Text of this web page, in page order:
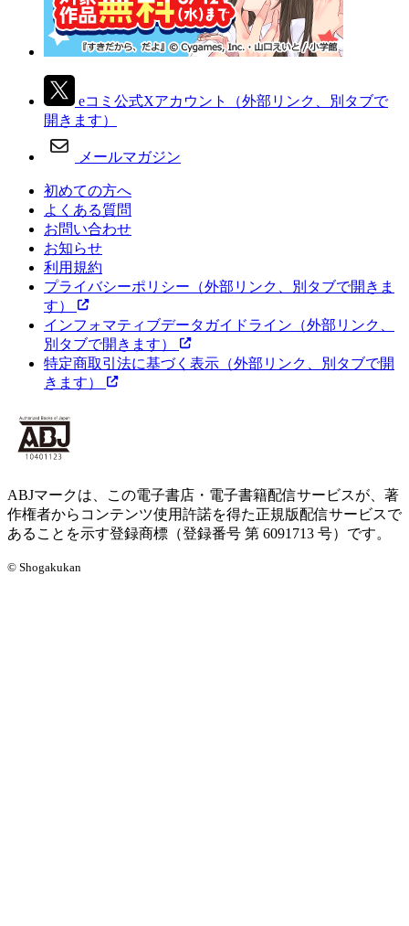
eコミ公式Xアカウント
（外部リンク、別タブで
開きます）
メールマガジン
初めての方へ
よくある質問
お問い合わせ
お知らせ
利用規約
プライバシーポリシー （外部リンク、別タブで開きま
す）
インフォマティブデータガイドライン （外部リンク、
別タブで開きます）
特定商取引法に基づく表示 （外部リンク、別タブで開
きます）
ABJマークは、この電子書店・電子書籍配信サービスが、著
作権者からコンテンツ使用許諾を得た正規版配信サービスで
あることを示す登録商標（登録番号 第 6091713 号）です。
© Shogakukan